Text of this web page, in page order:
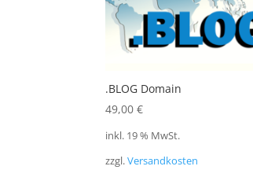
.BLOG Domain
49,00€
inkl. 19 % MwSt.
zzgl.Versandkosten